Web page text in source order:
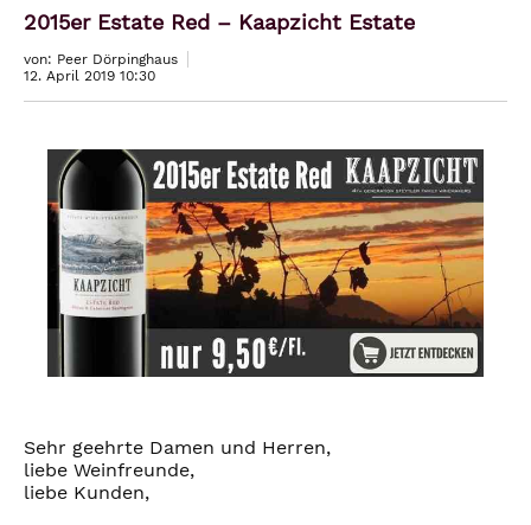
2015er Estate Red – Kaapzicht Estate
von: Peer Dörpinghaus
12. April 2019 10:30
Sehr geehrte Damen und Herren,
liebe Weinfreunde,
liebe Kunden,